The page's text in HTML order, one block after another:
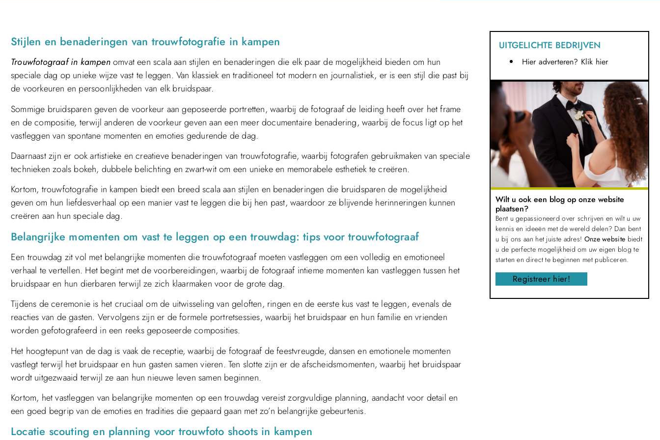
Stijlen en benaderingen van trouwfotografie in kampen
Trouwfotograaf in kampenomvat een scala aan stijlen en benaderingen die elk paar de mogelijkheid bieden om hun
speciale dag op unieke wijze vast te leggen. Van klassiek en traditioneel tot modern en journalistiek, er is een stijl die past bij
de voorkeuren en persoonlijkheden van elk bruidspaar.
Sommige bruidsparen geven de voorkeur aan geposeerde portretten, waarbij de fotograaf de leiding heeft over het frame
en de compositie, terwijl anderen de voorkeur geven aan een meer documentaire benadering, waarbij de focus ligt op het
vastleggen van spontane momenten en emoties gedurende de dag.
Daarnaast zijn er ook artistieke en creatieve benaderingen van trouwfotografie, waarbij fotografen gebruikmaken van speciale
technieken zoals bokeh, dubbele belichting en zwart-wit om een unieke en memorabele esthetiek te creëren.
Kortom, trouwfotografie in kampen biedt een breed scala aan stijlen en benaderingen die bruidsparen de mogelijkheid
geven om hun liefdesverhaal op een manier vast te leggen die bij hen past, waardoor ze blijvende herinneringen kunnen
creëren aan hun speciale dag.
Belangrijke momenten om vast te leggen op een trouwdag: tips voor trouwfotograaf
Een trouwdag zit vol met belangrijke momenten die trouwfotograaf moeten vastleggen om een volledig en emotioneel
verhaal te vertellen. Het begint met de voorbereidingen, waarbij de fotograaf intieme momenten kan vastleggen tussen het
bruidspaar en hun dierbaren terwijl ze zich klaarmaken voor de grote dag.
Tijdens de ceremonie is het cruciaal om de uitwisseling van geloften, ringen en de eerste kus vast te leggen, evenals de
reacties van de gasten. Vervolgens zijn er de formele portretsessies, waarbij het bruidspaar en hun familie en vrienden
worden gefotografeerd in een reeks geposeerde composities.
Het hoogtepunt van de dag is vaak de receptie, waarbij de fotograaf de feestvreugde, dansen en emotionele momenten
vastlegt terwijl het bruidspaar en hun gasten samen vieren. Ten slotte zijn er de afscheidsmomenten, waarbij het bruidspaar
wordt uitgezwaaid terwijl ze aan hun nieuwe leven samen beginnen.
Kortom, het vastleggen van belangrijke momenten op een trouwdag vereist zorgvuldige planning, aandacht voor detail en
een goed begrip van de emoties en tradities die gepaard gaan met zo’n belangrijke gebeurtenis.
Locatie scouting en planning voor trouwfoto shoots in kampen
UITGELICHTE BEDRIJVEN
Hier adverteren? Klik hier
Wilt u ook een blog op onze website
plaatsen?
Bent u gepassioneerd over schrijven en wilt u uw
kennis en ideeën met de wereld delen? Dan bent
u bij ons aan het juiste adres! Onze website biedt
u de perfecte mogelijkheid om uw eigen blog te
starten en direct te beginnen met publiceren.
Registreer hier!